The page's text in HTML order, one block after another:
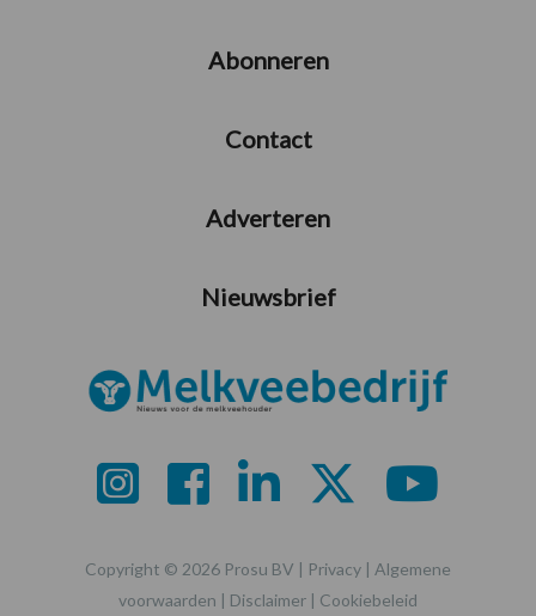
Abonneren
Contact
Adverteren
Nieuwsbrief
Copyright © 2026 Prosu BV | Privacy | Algemene
voorwaarden | Disclaimer | Cookiebeleid